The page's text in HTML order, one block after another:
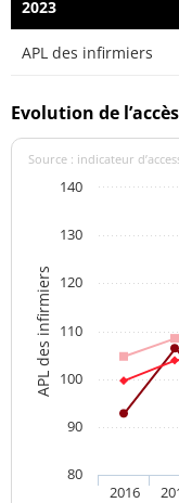
2023
APL des infirmiers
Evolution de
APL des infirmiers
Source : indicateur
2016
80
90
100
110
120
130
140